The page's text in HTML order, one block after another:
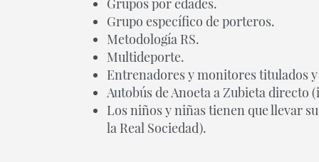
Grupos por edades.
Grupo específico de porteros.
Metodología RS.
Multideporte.
Entrenadores y monitores titulados
Autobús de Anoeta a Zubieta directo
Los niños y niñas tienen que llevar
la Real Sociedad).